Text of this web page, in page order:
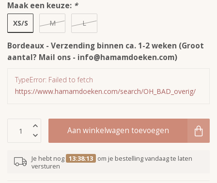
Maak een keuze: *
XS/S M L
Bordeaux - Verzending binnen ca. 1-2 weken (Groot
aantal? Mail ons - info@hamamdoeken.com)
TypeError: Failed to fetch
https://www.hamamdoeken.com/search/OH_BAD_overig/
Aan winkelwagen toevoegen
Je hebt nog 13:38:12 om je bestelling vandaag te laten
versturen